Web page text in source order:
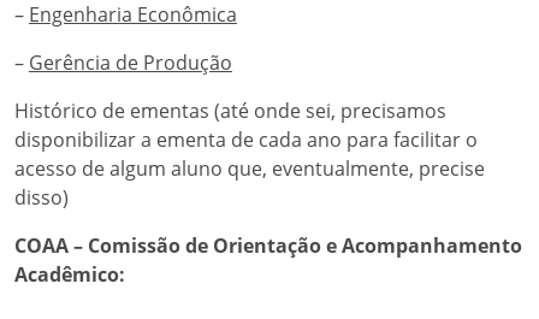
– Engenharia Econômica
– Gerência de Produção
Histórico de ementas (até onde sei, precisamos
disponibilizar a ementa de cada ano para facilitar o
acesso de algum aluno que, eventualmente, precise
disso)
COAA – Comissão de Orientação e Acompanhamento
Acadêmico: